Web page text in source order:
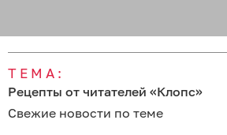
ТЕМА:
Рецепты от читателей «Клопс»
Свежие новости по теме